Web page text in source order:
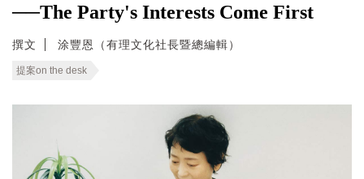
──The Party's Interests Come First
撰文 涂豐恩（有理文化社長暨總編輯）
提案on the desk